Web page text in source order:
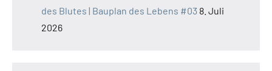
des Blutes | Bauplan des Lebens #03 8. Juli
2026